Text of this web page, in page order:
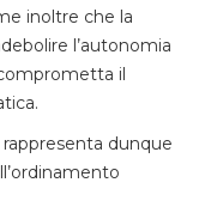
inoltre che la
l’autonomia
il
dunque